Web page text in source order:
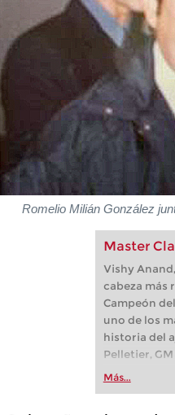
Romelio Milián González
Master
Vishy
cabeza más
Campeón
uno de los
historia del
Pelletier,
Oliver Reeh
Más...